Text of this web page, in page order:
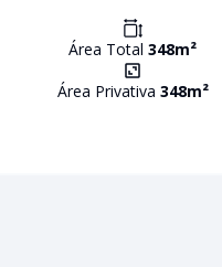
Área Total 348m²
Área Privativa 348m²